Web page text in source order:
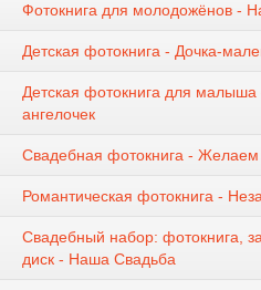
Фотокнига для молодожёнов -
Детская фотокнига - Дочка-
Детская фотокнига для
ангелочек
Свадебная фотокнига - Желаем
Романтическая фотокнига -
Свадебный набор: фотокнига,
диск - Наша Свадьба